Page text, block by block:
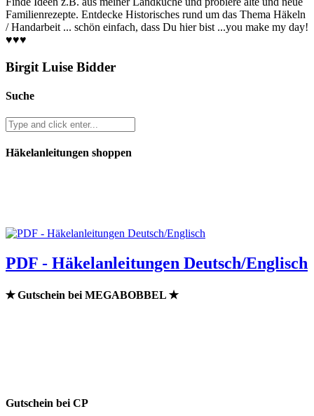
Familienrezepte. Entdecke Historisches rund um das Thema Häkeln
/ Handarbeit ... schön einfach, dass Du hier bist ...you make my day!
♥♥♥
Birgit Luise Bidder
Suche
Häkelanleitungen shoppen
PDF - Häkelanleitungen Deutsch/Englisch
✭ Gutschein bei MEGABOBBEL ✭
Gutschein bei CP